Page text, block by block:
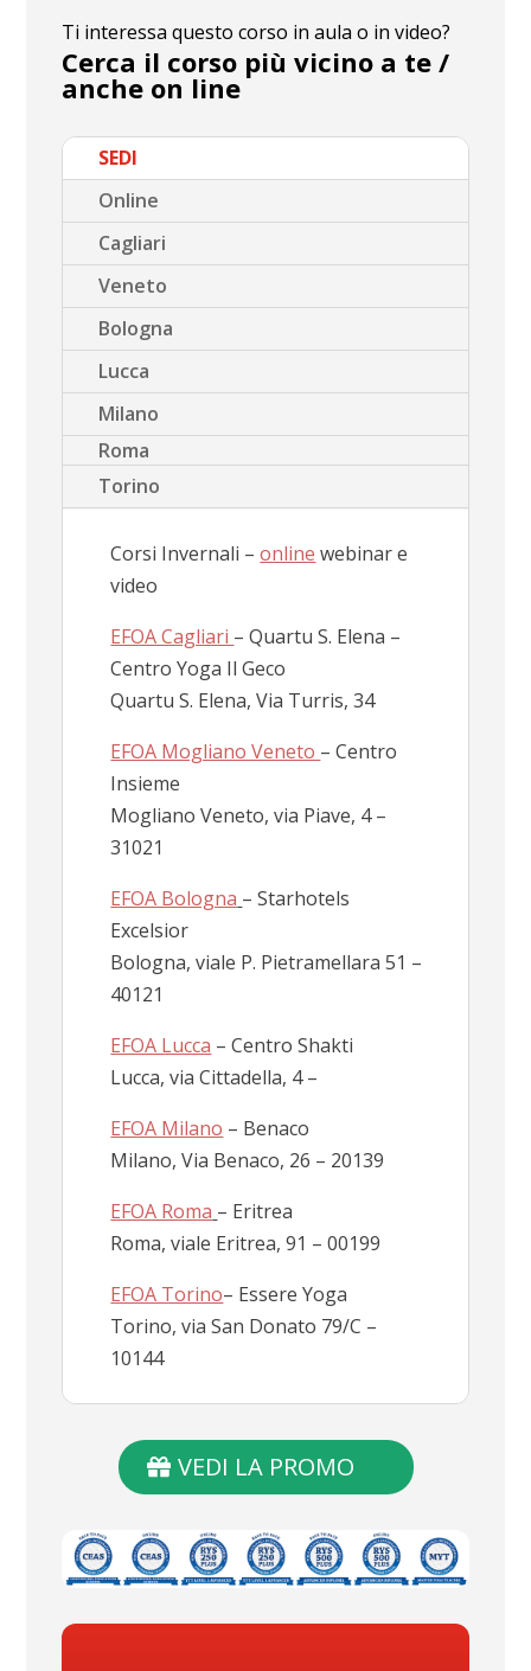
Ti interessa questo corso in aula o in video?
Cerca il corso più vicino a te /
anche on line
SEDI
Online
Cagliari
Veneto
Bologna
Lucca
Milano
Roma
Torino
Corsi Invernali –online webinar e
video
EFOA Cagliari – Quartu S. Elena –
Centro Yoga Il Geco
Quartu S. Elena, Via Turris, 34
EFOA Mogliano Veneto – Centro
Insieme
Mogliano Veneto, via Piave, 4 –
31021
EFOA Bologna – Starhotels
Excelsior
Bologna, viale P. Pietramellara 51 –
40121
EFOA Lucca – Centro Shakti
Lucca, via Cittadella, 4 –
EFOA Milano – Benaco
Milano, Via Benaco, 26 – 20139
EFOA Roma – Eritrea
Roma, viale Eritrea, 91 – 00199
EFOA Torino– Essere Yoga
Torino, via San Donato 79/C –
10144
VEDI LA PROMO